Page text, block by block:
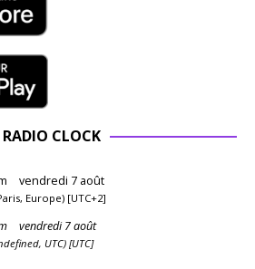
RADIO CLOCK
vendredi 7 août
Europe) [UTC+2]
vendredi 7 août
UTC) [UTC]